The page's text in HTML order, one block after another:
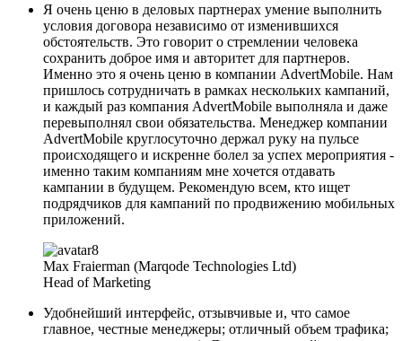
Я очень ценю в деловых партнерах умение выполнить
условия договора независимо от изменившихся
обстоятельств. Это говорит о стремлении человека
сохранить доброе имя и авторитет для партнеров.
Именно это я очень ценю в компании AdvertMobile. Нам
пришлось сотрудничать в рамках нескольких кампаний,
и каждый раз компания AdvertMobile выполняла и даже
перевыполнял свои обязательства. Менеджер компании
AdvertMobile круглосуточно держал руку на пульсе
происходящего и искренне болел за успех мероприятия -
именно таким компаниям мне хочется отдавать
кампании в будущем. Рекомендую всем, кто ищет
подрядчиков для кампаний по продвижению мобильных
приложений.
Max Fraierman (Marqode Technologies Ltd)
Head of Marketing
Удобнейший интерфейс, отзывчивые и, что самое
главное, честные менеджеры; отличный объем трафика;